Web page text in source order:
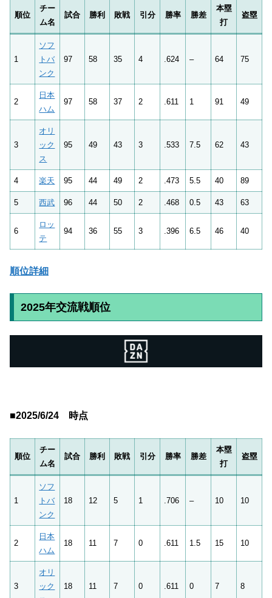
順位
チー
ム名
試合 勝利 敗戦 引分 勝率 勝差
本塁
打
盗塁
1
ソフ
トバ
ンク
97 58 35 4 .624 – 64 75
2
日本
ハム
97 58 37 2 .611 1 91 49
3
オリ
ック
ス
95 49 43 3 .533 7.5 62 43
4 楽天 95 44 49 2 .473 5.5 40 89
5 西武 96 44 50 2 .468 0.5 43 63
6
ロッ
テ
94 36 55 3 .396 6.5 46 40
順位詳細
2025年交流戦順位
■2025/6/24 時点
順位
チー
ム名
試合 勝利 敗戦 引分 勝率 勝差
本塁
打
盗塁
1
ソフ
トバ
ンク
18 12 5 1 .706 – 10 10
2
日本
ハム
18 11 7 0 .611 1.5 15 10
3
オリ
ック
18 11 7 0 .611 0 7 8